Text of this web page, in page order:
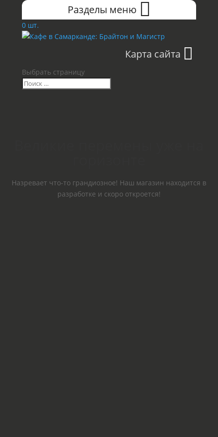
Разделы меню
0 шт.
Карта сайта
Выбрать страницу
Назревает что-то грандиозное! Наш магазин находится в
разработке и скоро откроется!